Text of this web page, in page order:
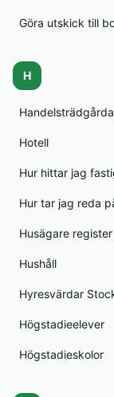
Göra utskick till
H
Hotell
Hur hittar jag
Hur tar jag reda
Husägare register
Hushåll
Hyresvärdar
Högstadieelever
Högstadieskolor